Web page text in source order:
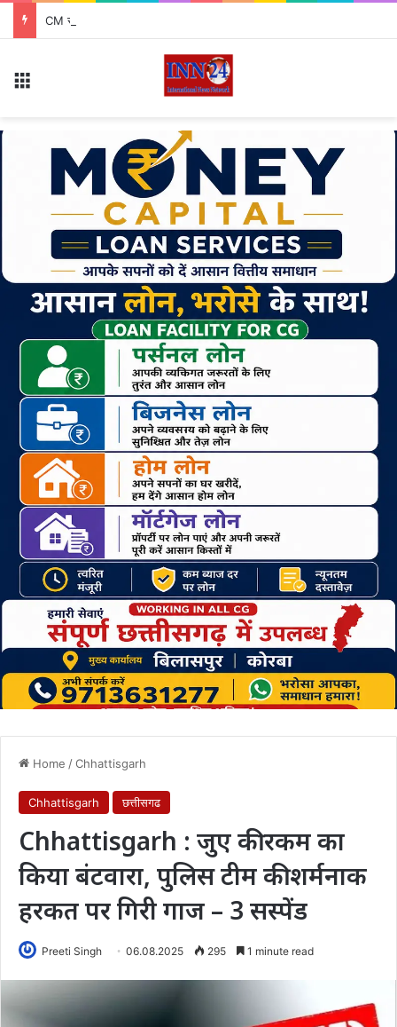
Home /Chhattisgarh
Chhattisgarh छत्तीसगढ
Chhattisgarh : जुए की रकम का
किया बंटवारा, पुलिस टीम की शर्मनाक
हरकत पर गिरी गाज – 3 सस्पेंड
Preeti Singh 06.08.2025 295 1 minute read